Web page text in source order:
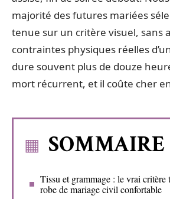
majorité des futures mariées
tenue sur un critère visuel, sans
contraintes physiques réelles
dure souvent plus de douze
mort récurrent, et il coûte cher
SOMMAIRE
Tissu et grammage : le vrai critère
robe de mariage civil confortable